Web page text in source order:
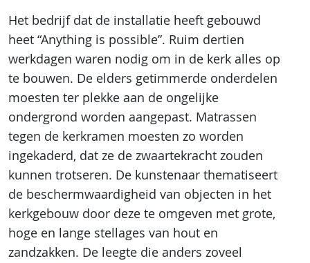
Het bedrijf dat de installatie heeft gebouwd
heet “Anything is possible”. Ruim dertien
werkdagen waren nodig om in de kerk alles op
te bouwen. De elders getimmerde onderdelen
moesten ter plekke aan de ongelijke
ondergrond worden aangepast. Matrassen
tegen de kerkramen moesten zo worden
ingekaderd, dat ze de zwaartekracht zouden
kunnen trotseren. De kunstenaar thematiseert
de beschermwaardigheid van objecten in het
kerkgebouw door deze te omgeven met grote,
hoge en lange stellages van hout en
zandzakken. De leegte die anders zoveel